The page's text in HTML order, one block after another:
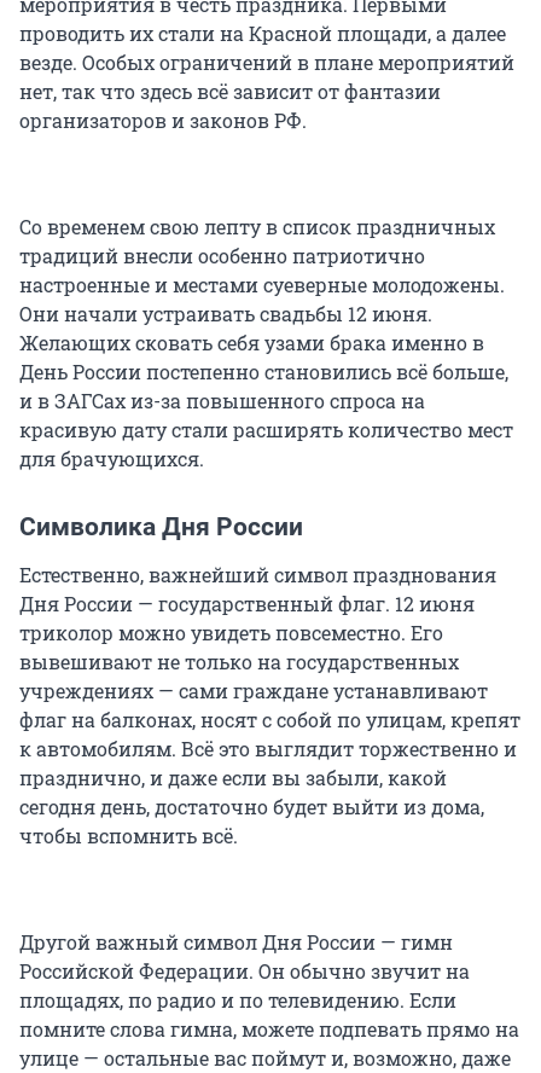
проводить их стали на Красной площади, а далее
везде. Особых ограничений в плане мероприятий
нет, так что здесь всё зависит от фантазии
организаторов и законов РФ.
Со временем свою лепту в список праздничных
традиций внесли особенно патриотично
настроенные и местами суеверные молодожены.
Они начали устраивать свадьбы 12 июня.
Желающих сковать себя узами брака именно в
День России постепенно становились всё больше,
и в ЗАГСах из-за повышенного спроса на
красивую дату стали расширять количество мест
для брачующихся.
Символика Дня России
Естественно, важнейший символ празднования
Дня России — государственный флаг. 12 июня
триколор можно увидеть повсеместно. Его
вывешивают не только на государственных
учреждениях — сами граждане устанавливают
флаг на балконах, носят с собой по улицам, крепят
к автомобилям. Всё это выглядит торжественно и
празднично, и даже если вы забыли, какой
сегодня день, достаточно будет выйти из дома,
чтобы вспомнить всё.
Другой важный символ Дня России — гимн
Российской Федерации. Он обычно звучит на
площадях, по радио и по телевидению. Если
помните слова гимна, можете подпевать прямо на
улице — остальные вас поймут и, возможно, даже